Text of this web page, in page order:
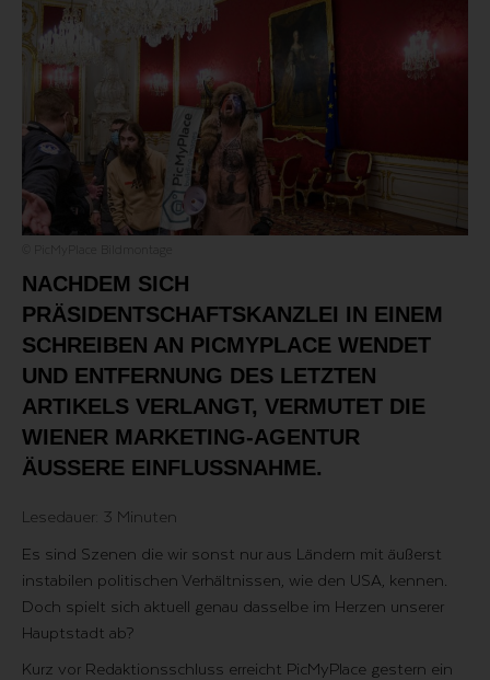
© PicMyPlace Bildmontage
NACHDEM SICH
PRÄSIDENTSCHAFTSKANZLEI IN EINEM
SCHREIBEN AN PICMYPLACE WENDET
UND ENTFERNUNG DES LETZTEN
ARTIKELS VERLANGT, VERMUTET DIE
WIENER MARKETING-AGENTUR
ÄUSSERE EINFLUSSNAHME.
Lesedauer: 3 Minuten
Es sind Szenen die wir sonst nur aus Ländern mit äußerst
instabilen politischen Verhältnissen, wie den USA, kennen.
Doch spielt sich aktuell genau dasselbe im Herzen unserer
Hauptstadt ab?
Kurz vor Redaktionsschluss erreicht PicMyPlace gestern ein